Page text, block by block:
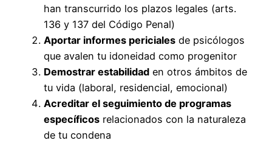
han transcurrido los plazos legales (arts.
136 y 137 del Código Penal)
Aportar informes periciales de psicólogos
que avalen tu idoneidad como progenitor
Demostrar estabilidad en otros ámbitos de
tu vida (laboral, residencial, emocional)
Acreditar el seguimiento de programas
específicos relacionados con la naturaleza
de tu condena